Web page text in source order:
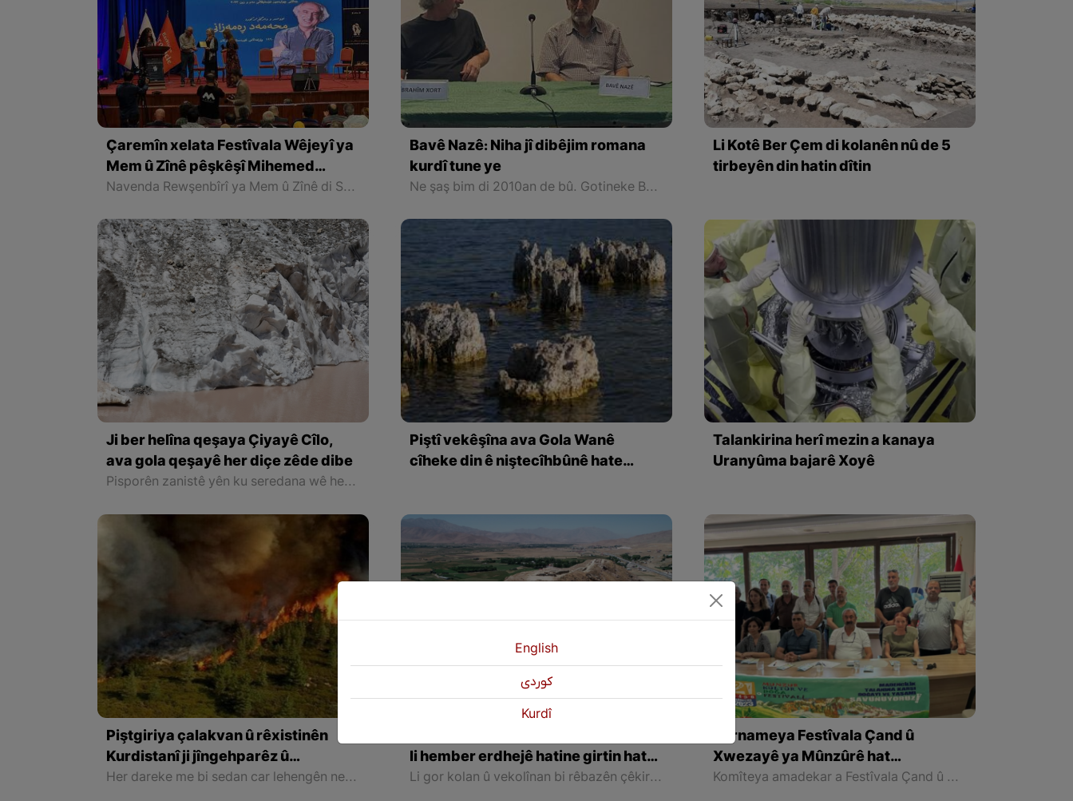
Çaremîn xelata Festîvala Wêjeyî ya
Mem û Zînê pêşkêşî Mihemed
Remezanî yê nivîskarê Rojhilatê
Navenda Rewşenbîrî ya Mem û Zînê di Salona Mîdiya ya Hewlêrê de, bi beşdariya beşek ji nivîskar û rewşenbîrên her çar parçeyên Kurdistanê, çaremîn Festîvala Mem û Zînê bi rê ve bir û çaremîn xelata vê festîvalê pêşkêşî Mihemed Remezanî yê nivîskar û wergêrê Rojhilatê Kurdistanê kir.
Bavê Nazê: Niha jî dibêjim romana
kurdî tune ye
Ne şaş bim di 2010an de bû. Gotineke Bavê Nazê di rojevê de bû: “Romana kurdî tune ye.” Li ser pirsa ku ka gelo hê jî wisa difikire, Bavê Nazê dibêje, “Niha jî dibêjim tune ye. Çi taybetiya wê heye?”
Li Kotê Ber Çem di kolanên nû de 5
tirbeyên din hatin dîtin
Ji ber helîna qeşaya Çiyayê Cîlo,
ava gola qeşayê her diçe zêde dibe
Pisporên zanistê yên ku seredana wê herêmê dikin û xebatên zanistî bi rêve dibin, hişyarî dan ku qelîştok kûrtir bûne, di aliyê binî de valatiyên mezin pêk hatine û nabe mirov derkevin ser cemedan.
Piştî vekêşîna ava Gola Wanê
cîheke din ê niştecîhbûnê hate
Talankirina herî mezin a kanaya
Uranyûma bajarê Xoyê
Piştgiriya çalakvan û rêxistinên
Kurdistanî ji jîngehparêz û
daristanên welat re
Her dareke me bi sedan car lehengên netewî di bin siya xwe de hewandine, lehengên ku canê xwe dane ku destên qirêj ên dijmin û biyaniyan negihîjin bedena pîroz a welat.
li hember erdhejê hatine girtin hate
kifş kirin
Li gor kolan û vekolînan bi rêbazên çêkirina bersivik û eşwanên 2 metre firehiya wan heyî û 20 metreyan jî dirêj ve avahî û çêker dirust kirine.
Bernameya Festîvala Çand û
Xwezayê ya Mûnzûrê hat
ragehandin
Komîteya amadekar a Festîvala Çand û Xwezayê ya Mûnzûrê bi daxuyaniyekî bernameya festîvala ku hersal tê li darxistin aşkera kir.
English
كوردی
Kurdî